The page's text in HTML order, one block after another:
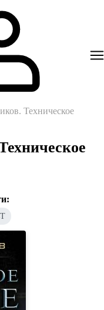
Техническое